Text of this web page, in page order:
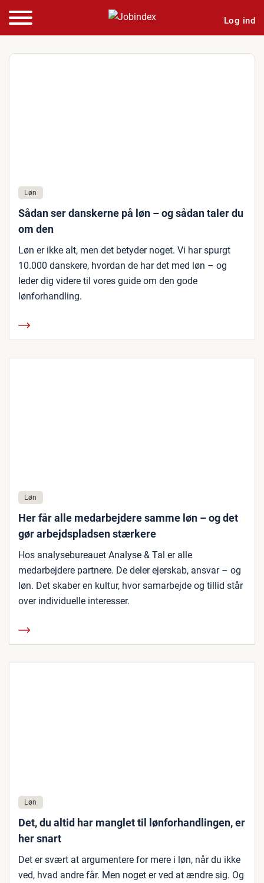
Log ind
Løn
Sådan ser danskerne på løn – og sådan taler du
om den
Løn er ikke alt, men det betyder noget. Vi har spurgt
10.000 danskere, hvordan de har det med løn – og
leder dig videre til vores guide om den gode
lønforhandling.
Løn
Her får alle medarbejdere samme løn – og det
gør arbejdspladsen stærkere
Hos analysebureauet Analyse & Tal er alle
medarbejdere partnere. De deler ejerskab, ansvar – og
løn. Det skaber en kultur, hvor samarbejde og tillid står
over individuelle interesser.
Løn
Det, du altid har manglet til lønforhandlingen, er
her snart
Det er svært at argumentere for mere i løn, når du ikke
ved, hvad andre får. Men noget er ved at ændre sig. Og